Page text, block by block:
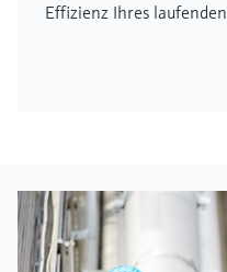
Effizienz Ihres